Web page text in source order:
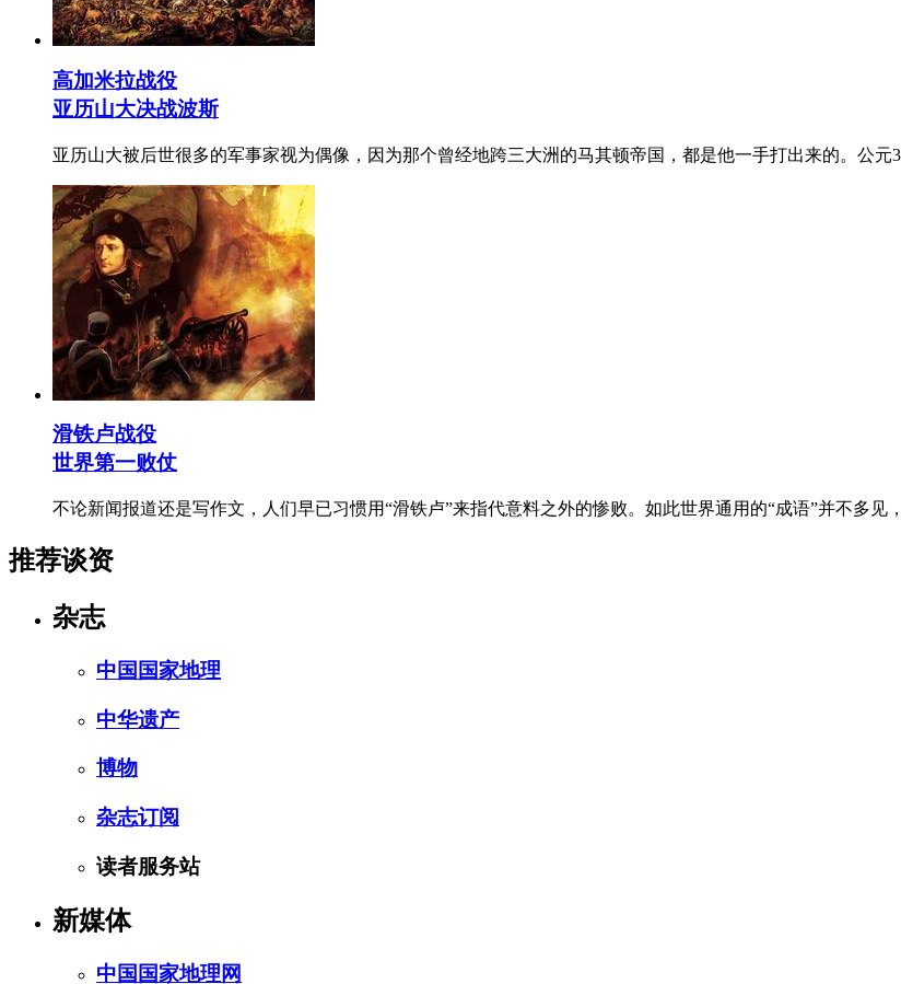
高加米拉战役
亚历山大决战波斯
亚历山大被后世很多的军事家视为偶像，因为那个曾经地跨三大洲的马其顿帝国，都是他一手打出来的。公
滑铁卢战役
世界第一败仗
不论新闻报道还是写作文，人们早已习惯用“滑铁卢”来指代意料之外的惨败。如此世界通用的“成语”并不多
推荐谈资
杂志
中国国家地理
中华遗产
博物
杂志订阅
读者服务站
新媒体
中国国家地理网